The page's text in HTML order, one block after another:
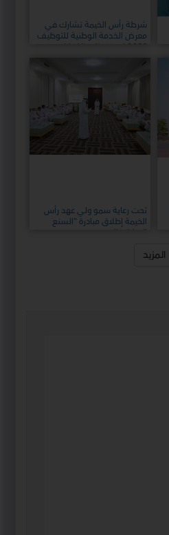
شرطة رأس الخيمة تشارك في
معرض الخدمة الوطنية للتوظيف
2026 لاستقطاب الكفاءات
الوطنية
تحت رعاية سمو ولي عهد رأس
الخيمة إطلاق مبادرة "السنع
الإماراتي"
المزيد